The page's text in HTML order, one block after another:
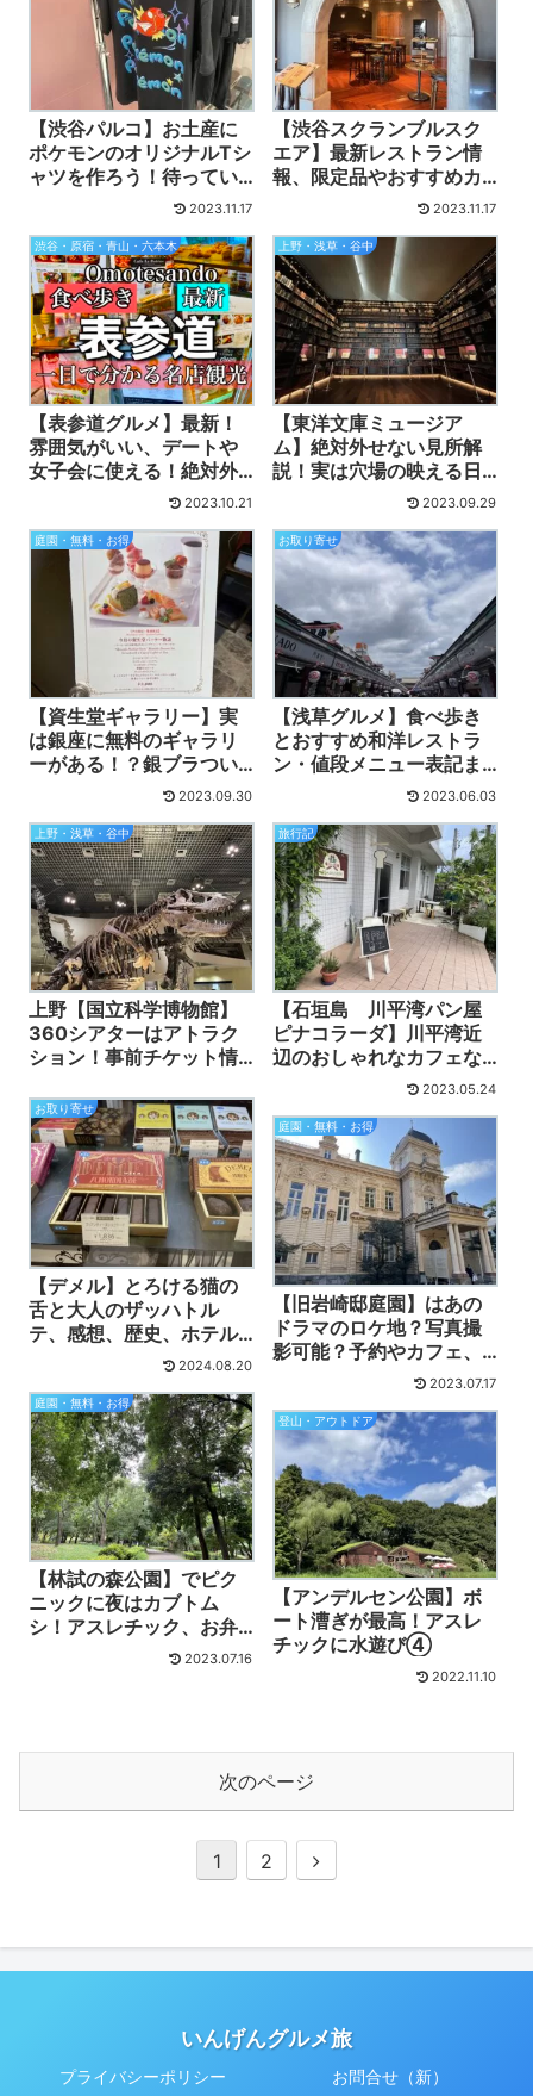
【渋谷パルコ】お土産に
ポケモンのオリジナルTシ
ャツを作ろう！待ってい
る間のグルメ、カフェ一
2023.11.17
【渋谷スクランブルスク
エア】最新レストラン情
報、限定品やおすすめカ
フェ、ランチ、メニュ
ウンジ、展望台の予約注
意点も。
2023.11.17
渋谷・原宿・青山・六本木
【表参道グルメ】最新！
雰囲気がいい、デートや
女子会に使える！絶対外
せない名店！おすすめラ
店も。動画付
2023.10.21
上野・浅草・谷中
【東洋文庫ミュージア
ム】絶対外せない見所解
説！実は穴場の映える日
本一美しい書庫！ラン
券情報も。動画付
2023.09.29
庭園・無料・お得
【資生堂ギャラリー】実
は銀座に無料のギャラリ
ーがある！？銀ブラつい
でに寄ってみた感想・口
2023.09.30
お取り寄せ
【浅草グルメ】食べ歩き
とおすすめ和洋レストラ
ン・値段メニュー表記ま
とめ16選、駅近と浅草寺
画付！
2023.06.03
上野・浅草・谷中
上野【国立科学博物館】
360シアターはアトラク
ション！事前チケット情
ち込みの有無、動画付
旅行記
【石垣島 川平湾パン屋
ピナコラーダ】川平湾近
辺のおしゃれなカフェな
ら？島バナナパンが美味
2023.05.24
お取り寄せ
【デメル】とろける猫の
舌と大人のザッハトル
テ、感想、歴史、ホテル
ザッハや味の違い、おす
2024.08.20
庭園・無料・お得
【旧岩崎邸庭園】はあの
ドラマのロケ地？写真撮
影可能？予約やカフェ、
無料の日の詳細も 2023.07.17
庭園・無料・お得
【林試の森公園】でピク
ニックに夜はカブトム
シ！アスレチック、お弁
当、カフェ、周辺の見ど
2023.07.16
登山・アウトドア
【アンデルセン公園】ボ
ート漕ぎが最高！アスレ
チックに水遊び④
2022.11.10
次のページ
1 2
次
いんげんグルメ旅
プライバシーポリシー お問合せ（新）